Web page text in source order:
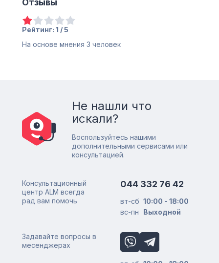
Отзывы
Рейтинг: 1 / 5
На основе мнения 3 человек
Не нашли что
искали?
Воспользуйтесь нашими
дополнительными сервисами или
консультацией.
Консультационный
центр ALM всегда
рад вам помочь
044 332 76 42
вт-сб 10:00 - 18:00
вс-пн
Выходной
Задавайте вопросы в
месенджерах